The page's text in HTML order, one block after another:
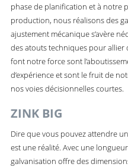
phase de planification et à notre
production, nous réalisons des
ajustement mécanique s’avère
des atouts techniques pour allier
font notre force sont
d’expérience et sont le fruit de
nos voies décisionnelles courtes.
ZINK BIG
Dire que vous pouvez attendre
est une réalité. Avec une
galvanisation offre des